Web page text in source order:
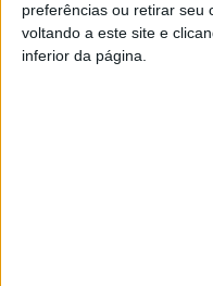
preferências ou retirar seu
voltando a este site e
inferior da página.
Das mortes registadas,